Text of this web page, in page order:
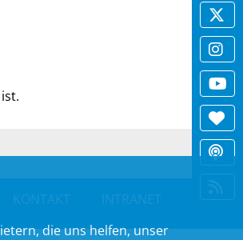
KONTAKT
INTRANET
die uns helfen, unser